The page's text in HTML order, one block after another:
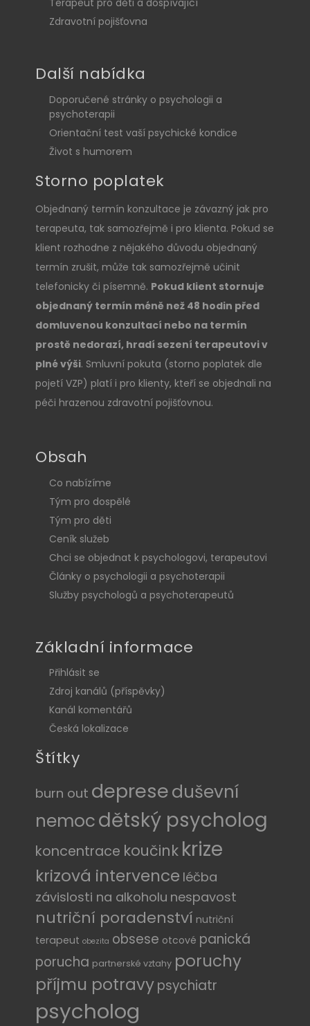
Terapeut pro děti a dospívající
Zdravotní pojišťovna
Další nabídka
Doporučené stránky o psychologii a
psychoterapii
Orientační test vaší psychické kondice
Život s humorem
Storno poplatek
Objednaný termín konzultace je závazný jak pro
terapeuta, tak samozřejmě i pro klienta. Pokud se
klient rozhodne z nějakého důvodu objednaný
termín zrušit, může tak samozřejmě učinit
telefonicky či písemně. Pokud klient stornuje
objednaný termín méně než 48 hodin před
domluvenou konzultací nebo na termín
prostě nedorazí, hradí sezení terapeutovi v
plné výši. Smluvní pokuta (storno poplatek dle
pojetí VZP) platí i pro klienty, kteří se objednali na
péči hrazenou zdravotní pojišťovnou.
Obsah
Co nabízíme
Tým pro dospělé
Tým pro děti
Ceník služeb
Chci se objednat k psychologovi, terapeutovi
Články o psychologii a psychoterapii
Služby psychologů a psychoterapeutů
Základní informace
Přihlásit se
Zdroj kanálů (příspěvky)
Kanál komentářů
Česká lokalizace
Štítky
burn out depreseduševní
nemocdětský psycholog
koncentrace koučink krize
krizová intervence léčba
závislosti na alkoholu nespavost
nutriční poradenství nutriční
terapeut obezita obsese otcové panická
porucha partnerské vztahy poruchy
příjmu potravypsychiatr
psycholog